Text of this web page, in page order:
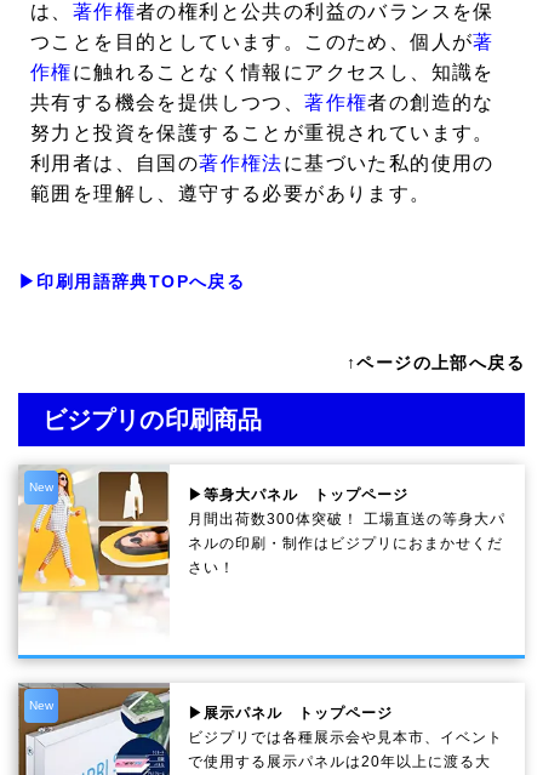
は、 著作権者の権利と公共の利益のバランスを保
つことを目的としています。このため、個人が著
作権に触れることなく情報にアクセスし、知識を
共有する機会を提供しつつ、著作権者の創造的な
努力と投資を保護することが重視されています。
利用者は、自国の著作権法に基づいた私的使用の
範囲を理解し、遵守する必要があります。
▶印刷用語辞典TOPへ戻る
↑ページの上部へ戻る
ビジプリの印刷商品
New
▶等身大パネル トップページ
月間出荷数300体突破！ 工場直送の等身大パ
ネルの印刷・制作は ビジプリ におまかせくだ
さい！
New
▶展示パネル トップページ
ビジプリでは各種展示会や見本市、イベント
で使用する展示パネルは20年以上に渡る大